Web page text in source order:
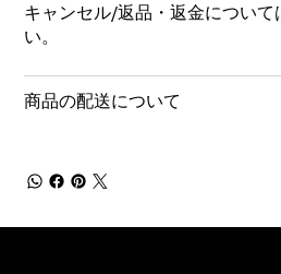
キャンセル/返品・返金について
い。
商品の配送について